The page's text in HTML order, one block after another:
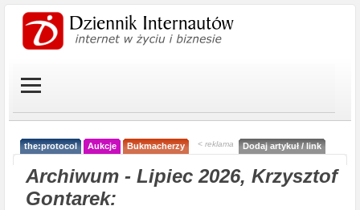
the:protocol Aukcje Bukmacherzy < reklama Dodaj artykuł / link
Archiwum - Lipiec 2026, Krzysztof
Gontarek: